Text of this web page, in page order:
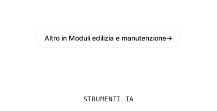
Altro in Moduli edilizia e manutenzione→
STRUMENTI IA